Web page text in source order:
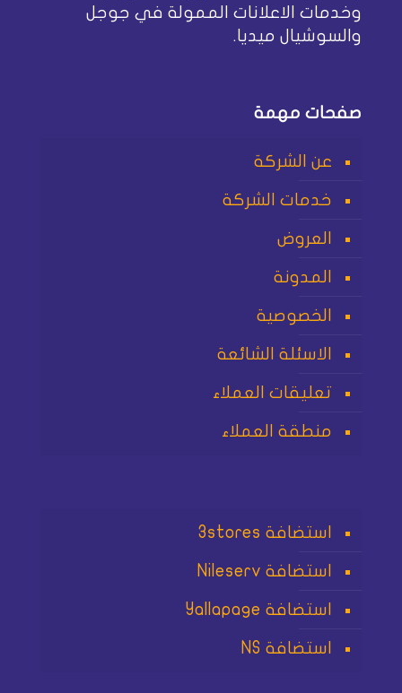
وخدمات الاعلانات الممولة في جوجل
والسوشيال ميديا.
صفحات مهمة
عن الشركة
خدمات الشركة
العروض
المدونة
الخصوصية
الاسئلة الشائعة
تعليقات العملاء
منطقة العملاء
استضافة 3stores
استضافة Nileserv
استضافة Yallapage
استضافة NS